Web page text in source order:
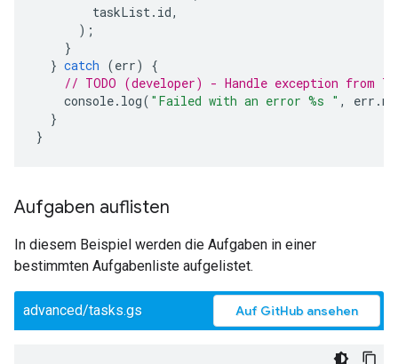
taskList . id,
);
}
} catch (err)
{
// TODO (developer) - Handle exception from
console. log( "Failed with an error %s " , err .
}
}
Aufgaben auflisten
In diesem Beispiel werden die Aufgaben in einer
bestimmten Aufgabenliste aufgelistet.
advanced/tasks.gs Auf GitHub ansehen